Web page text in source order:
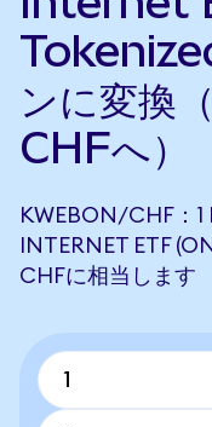
ンに変換
CHFへ）
KWEBON/CHF：1
INTERNET ETF
CHFに相当します